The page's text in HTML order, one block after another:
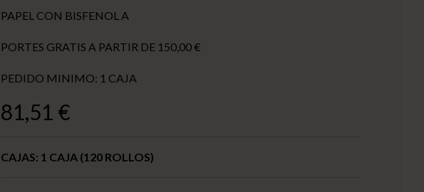
PAPEL CON BISFENOL A
PORTES GRATIS A PARTIR DE 150,00 €
PEDIDO MINIMO: 1 CAJA
81,51 €
CAJAS: 1 CAJA (120 ROLLOS)